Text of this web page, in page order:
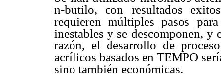
n-butilo, con resultados
requieren múltiples pasos
inestables y se descomponen, y
razón, el desarrollo de
acrílicos basados en TEMPO
sino también económicas.